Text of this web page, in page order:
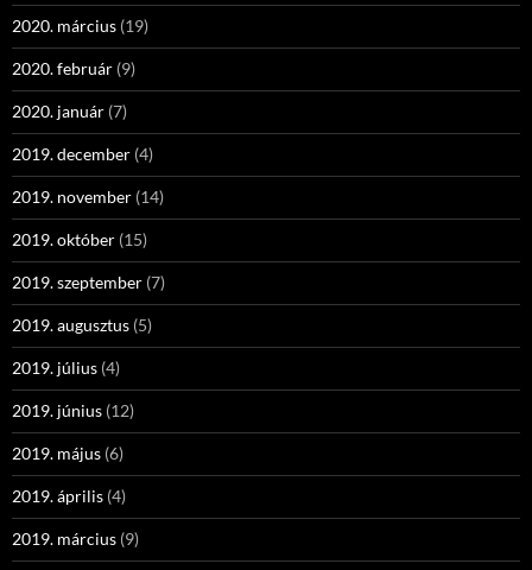
2020. március (19)
2020. február (9)
2020. január (7)
2019. december (4)
2019. november (14)
2019. október (15)
2019. szeptember (7)
2019. augusztus (5)
2019. július (4)
2019. június (12)
2019. május (6)
2019. április (4)
2019. március (9)